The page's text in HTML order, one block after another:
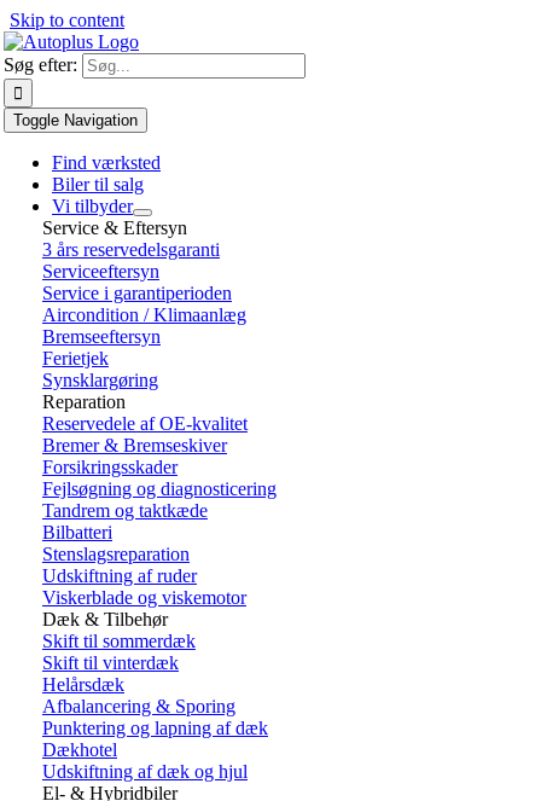
Skip to content
Søg efter:
Toggle Navigation
Find værksted
Biler til salg
Vi tilbyder
Service & Eftersyn
3 års reservedelsgaranti
Serviceeftersyn
Service i garantiperioden
Aircondition / Klimaanlæg
Bremseeftersyn
Ferietjek
Synsklargøring
Reparation
Reservedele af OE-kvalitet
Bremer & Bremseskiver
Forsikringsskader
Fejlsøgning og diagnosticering
Tandrem og taktkæde
Bilbatteri
Stenslagsreparation
Udskiftning af ruder
Viskerblade og viskemotor
Dæk & Tilbehør
Skift til sommerdæk
Skift til vinterdæk
Helårsdæk
Afbalancering & Sporing
Punktering og lapning af dæk
Dækhotel
Udskiftning af dæk og hjul
El- & Hybridbiler